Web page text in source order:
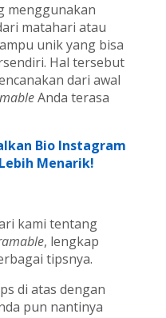
menggunakan
matahari atau
unik yang bisa
Hal tersebut
dari awal
Anda terasa
Bio Instagram
Menarik!
kami tentang
, lengkap
tipsnya.
di atas dengan
pun nantinya